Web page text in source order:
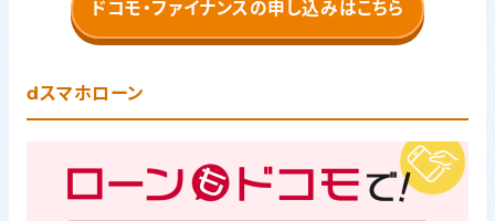
ドコモ・ファイナンスの申し込みはこちら
dスマホローン